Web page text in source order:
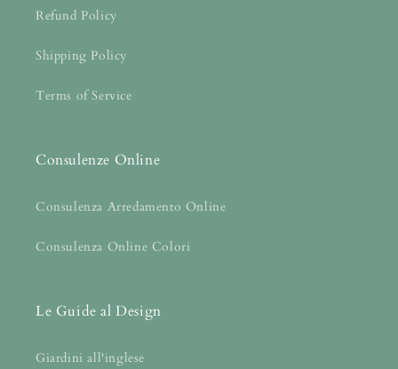
Refund Policy
Shipping Policy
Terms of Service
Consulenze Online
Consulenza Arredamento Online
Consulenza Online Colori
Le Guide al Design
Giardini all'inglese